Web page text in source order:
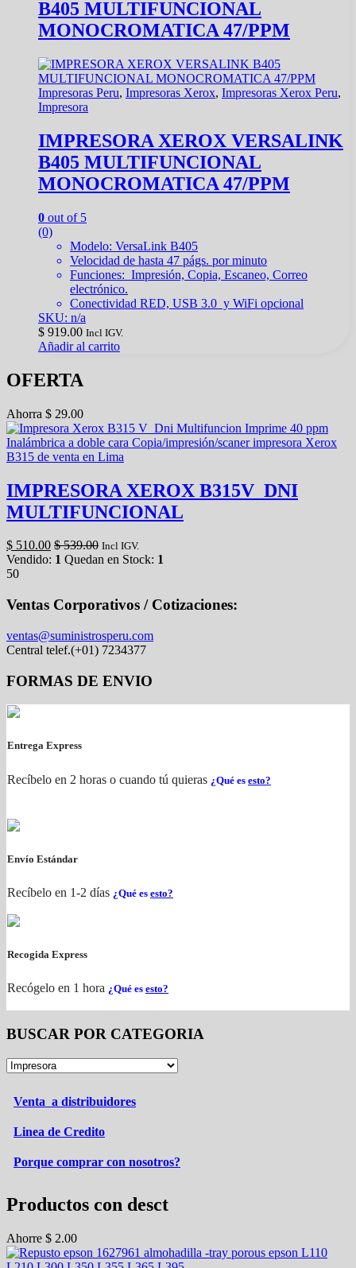
B405 MULTIFUNCIONAL
MONOCROMATICA 47/PPM
Impresoras Peru, Impresoras Xerox, Impresoras Xerox Peru,
Impresora
IMPRESORA XEROX VERSALINK
B405 MULTIFUNCIONAL
MONOCROMATICA 47/PPM
0 out of 5
(0)
Modelo: VersaLink B405
Velocidad de hasta 47 págs. por minuto
Funciones: Impresión, Copia, Escaneo, Correo
electrónico.
Conectividad RED, USB 3.0 y WiFi opcional
SKU: n/a
$ 919.00 Incl IGV.
Añadir al carrito
OFERTA
Ahorra $ 29.00
IMPRESORA XEROX B315V_DNI
MULTIFUNCIONAL
$ 510.00 $539.00 Incl IGV.
Vendido: 1 Quedan en Stock: 1
50
Ventas Corporativos / Cotizaciones:
ventas@suministrosperu.com
Central telef.(+01) 7234377
FORMAS DE ENVIO
Entrega Express
Recíbelo en 2 horas o cuando tú quieras ¿Qué es esto?
Envío Estándar
Recíbelo en 1-2 días ¿Qué es esto?
Recogida Express
Recógelo en 1 hora ¿Qué es esto?
BUSCAR POR CATEGORIA
Venta a distribuidores
Linea de Credito
Porque comprar con nosotros?
Productos con desct
Ahorre $ 2.00